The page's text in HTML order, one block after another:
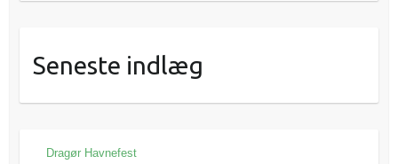
Seneste indlæg
Dragør Havnefest